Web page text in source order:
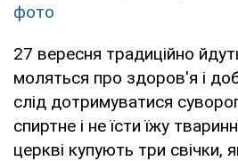
фото
27 вересня традиційно
моляться про здоров'я і
слід дотримуватися
спиртне і не їсти їжу
церкві купують три свічки,